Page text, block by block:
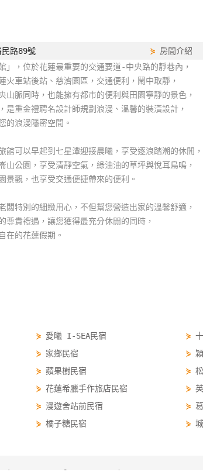
路89號 ⋟ 房間介紹
」，位於花蓮最重要的交通要道-中央路的靜巷內，
火車站後站、慈濟園區，交通便利，鬧中取靜，
山脈同時，也能擁有都市的便利與田園寧靜的景色，
是重金禮聘名設計師規劃浪漫、溫馨的裝潢設計，
的浪漫隱密空間。
館可以早起到七星潭迎接晨曦，享受逐浪踏潮的休閒，
山公園，享受清靜空氣，綠油油的草坪與悅耳鳥鳴，
景觀，也享受交通便捷帶來的便利。
闆特別的細緻用心，不但幫您營造出家的溫馨舒適，
尊貴禮遇，讓您獲得最充分休閒的同時，
在的花蓮假期。
⋟ 愛曦 I-SEA民宿 ⋟
⋟ 家鄉民宿 ⋟
⋟ 蘋果樹民宿 ⋟
⋟ 花蓮希臘手作旅店民宿 ⋟
⋟ 漫遊舍站前民宿 ⋟
⋟ 橘子糖民宿 ⋟